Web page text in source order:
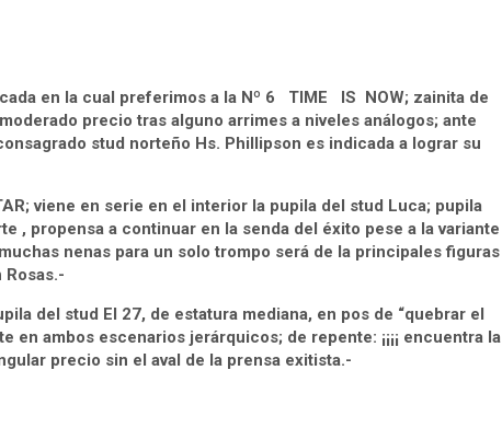
en la cual preferimos a la Nº 6 TIME IS NOW; zainita de
precio tras alguno arrimes a niveles análogos; ante
stud norteño Hs. Phillipson es indicada a lograr su
viene en serie en el interior la pupila del stud Luca; pupila
, propensa a continuar en la senda del éxito pese a la variante
nenas para un solo trompo será de la principales figuras
Rosas.-
del stud El 27, de estatura mediana, en pos de “quebrar el
en ambos escenarios jerárquicos; de repente: ¡¡¡¡ encuentra la
precio sin el aval de la prensa exitista.-